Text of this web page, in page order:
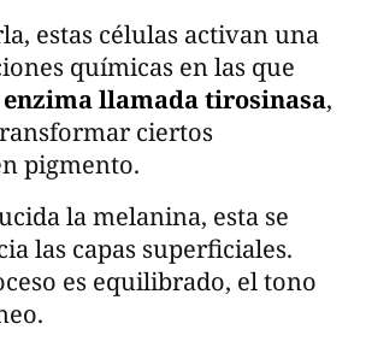
estas células activan una
químicas en las que
enzima llamada tirosinasa,
ciertos
pigmento.
la melanina, esta se
las capas superficiales.
es equilibrado, el tono